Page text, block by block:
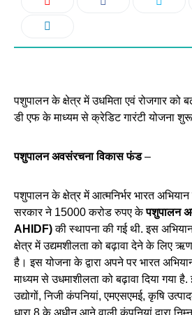
पशुपालन के क्षेत्र में उधमिता एवं रोजगार को
डी एफ के माध्यम से क्रेडिट गारंटी योजना
पशुपालन अवसंरचना विकास फंड–
पशुपालन के क्षेत्र में आत्मनिर्भर भारत
सरकार ने 15000 करोड रुपए केपशुपालन
AHIDF)की स्थापना की गई थी. इस
क्षेत्र में उद्यमशीलता को बढ़ावा देने के लिए
है। इस योजना के द्वारा अपने पर भारत
माध्यम से उधमाशीलता को बढ़ावा दिया गया
उद्योगों, निजी कंपनियां, एमएसएमई, कृषि